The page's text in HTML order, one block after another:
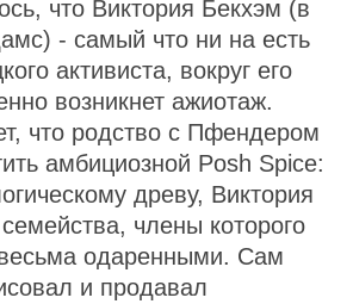
что Виктория Бекхэм (в
- самый что ни на есть
активиста, вокруг его
возникнет ажиотаж.
что родство с Пфендером
амбициозной Posh Spice:
древу, Виктория
члены которого
одаренными. Сам
и продавал